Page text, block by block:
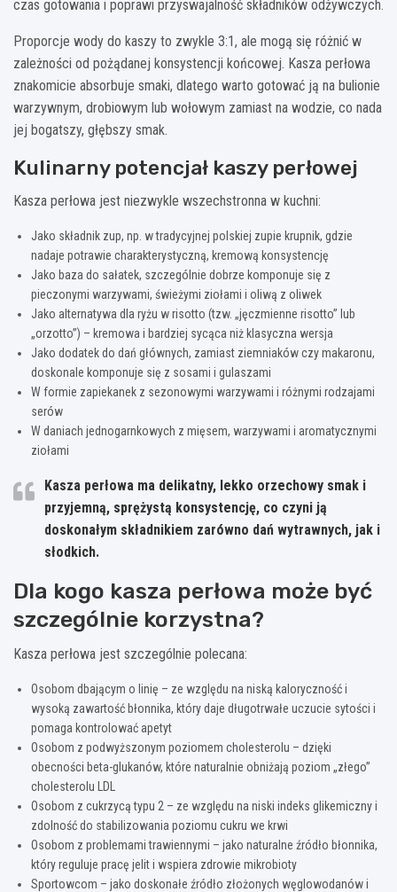
czas gotowania i poprawi przyswajalność składników odżywczych.
Proporcje wody do kaszy to zwykle 3:1, ale mogą się różnić w
zależności od pożądanej konsystencji końcowej. Kasza perłowa
znakomicie absorbuje smaki, dlatego warto gotować ją na bulionie
warzywnym, drobiowym lub wołowym zamiast na wodzie, co nada
jej bogatszy, głębszy smak.
Kulinarny potencjał kaszy perłowej
Kasza perłowa jest niezwykle wszechstronna w kuchni:
Jako składnik zup, np. w tradycyjnej polskiej zupie krupnik, gdzie
nadaje potrawie charakterystyczną, kremową konsystencję
Jako baza do sałatek, szczególnie dobrze komponuje się z
pieczonymi warzywami, świeżymi ziołami i oliwą z oliwek
Jako alternatywa dla ryżu w risotto (tzw. „jęczmienne risotto” lub
„orzotto”) – kremowa i bardziej sycąca niż klasyczna wersja
Jako dodatek do dań głównych, zamiast ziemniaków czy makaronu,
doskonale komponuje się z sosami i gulaszami
W formie zapiekanek z sezonowymi warzywami i różnymi rodzajami
serów
W daniach jednogarnkowych z mięsem, warzywami i aromatycznymi
ziołami
Kasza perłowa ma delikatny, lekko orzechowy smak i
przyjemną, sprężystą konsystencję, co czyni ją
doskonałym składnikiem zarówno dań wytrawnych, jak i
słodkich.
Dla kogo kasza perłowa może być
szczególnie korzystna?
Kasza perłowa jest szczególnie polecana:
Osobom dbającym o linię – ze względu na niską kaloryczność i
wysoką zawartość błonnika, który daje długotrwałe uczucie sytości i
pomaga kontrolować apetyt
Osobom z podwyższonym poziomem cholesterolu – dzięki
obecności beta-glukanów, które naturalnie obniżają poziom „złego”
cholesterolu LDL
Osobom z cukrzycą typu 2 – ze względu na niski indeks glikemiczny i
zdolność do stabilizowania poziomu cukru we krwi
Osobom z problemami trawiennymi – jako naturalne źródło błonnika,
który reguluje pracę jelit i wspiera zdrowie mikrobioty
Sportowcom – jako doskonałe źródło złożonych węglowodanów i